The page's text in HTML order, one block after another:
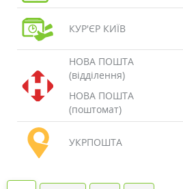
КУР'ЄР КИЇВ
НОВА ПОШТА
(відділення)
НОВА ПОШТА
(поштомат)
УКРПОШТА